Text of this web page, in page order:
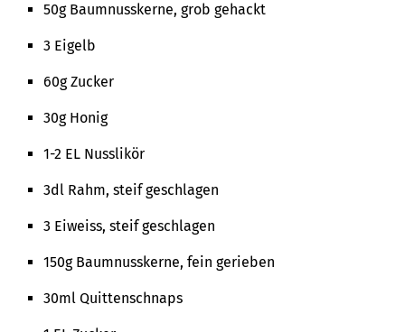
50g Baumnusskerne, grob gehackt
3 Eigelb
60g Zucker
30g Honig
1-2 EL Nusslikör
3dl Rahm, steif geschlagen
3 Eiweiss, steif geschlagen
150g Baumnusskerne, fein gerieben
30ml Quittenschnaps